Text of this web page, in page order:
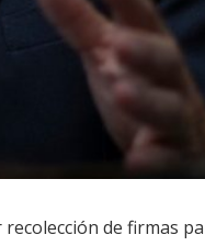
de firmas